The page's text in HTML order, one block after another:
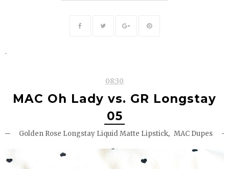
.
08:30
MAC Oh Lady vs. GR Longstay
05
Golden Rose Longstay Liquid Matte Lipstick, MAC Dupes